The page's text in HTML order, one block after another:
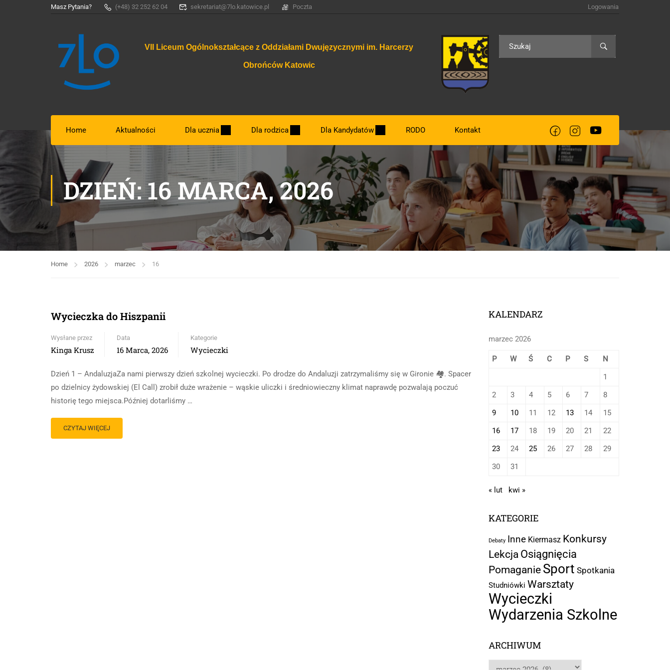
Masz Pytania? (+48) 32 252 62 04 sekretariat@7lo.katowice.pl Poczta Logowania
VII Liceum Ogólnokształcące z Oddziałami Dwujęzycznymi im. Harcerzy
Obrońców Katowic
Home Aktualności Dla ucznia Dla rodzica Dla Kandydatów
Dzień otwarty.
Nowe klasy 2026/2027
Najważniejsze terminy związane z rekrutacją
Zasady rekrutacji
Sprawdzian kompetencji językowych
Test sprawnościowy do klasy usportowionej
Wykaz podręczników do klas pierwszych
RODO Kontakt
DZIEŃ: 16 MARCA, 2026
Home 2026 marzec 16
Wycieczka do Hiszpanii
Wysłane przez
Kinga Krusz
Data
16 Marca, 2026
Kategorie
Wycieczki
Dzień 1 – AndaluzjaZa nami pierwszy dzień szkolnej wycieczki. Po drodze do Andaluzji zatrzymaliśmy się w Gironie 🏘️. Spacer
po dzielnicy żydowskiej (El Call) zrobił duże wrażenie – wąskie uliczki i średniowieczny klimat naprawdę pozwalają poczuć
historię tego miejsca.Później dotarliśmy …
CZYTAJ WIĘCEJ
KALENDARZ
marzec 2026
P W Ś C P S
N
1
2
3 4 5 6 7
8
9
10 11 12 13 14
15
16
17 18 19 20 21
22
23
24 25 26 27 28
29
30
31
« lut kwi »
KATEGORIE
Debaty Inne Kiermasz Konkursy
Lekcja Osiągnięcia
Pomaganie Sport Spotkania
Studniówki Warsztaty
Wycieczki
Wydarzenia Szkolne
ARCHIWUM